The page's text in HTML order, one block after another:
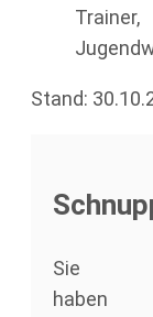
Trainer,
Stand:
Sie
haben